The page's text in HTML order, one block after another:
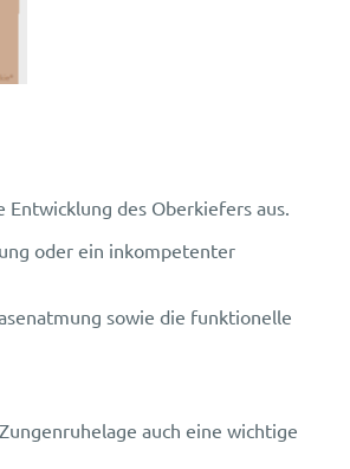
des Oberkiefers aus.
oder ein inkompetenter
sowie die funktionelle
auch eine wichtige